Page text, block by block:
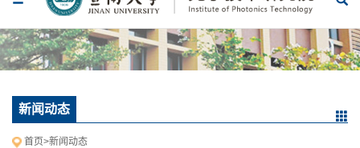
新闻动态
首页>新闻动态